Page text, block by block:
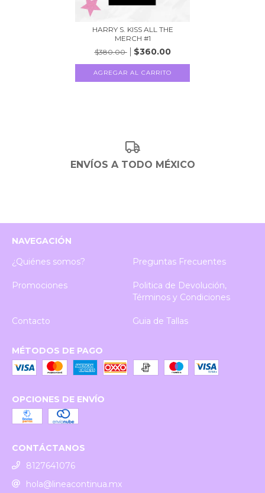
HARRY S. KISS ALL THE
MERCH #1
$380.00
$360.00
AGREGAR AL CARRITO
ENVÍOS A TODO MÉXICO
NAVEGACIÓN
¿Quiénes somos?
Preguntas Frecuentes
Promociones
Politica de Devolución,
Términos y Condiciones
Contacto Guia de Tallas
MÉTODOS DE PAGO
OPCIONES DE ENVÍO
CONTÁCTANOS
8127641076
hola@lineacontinua.mx